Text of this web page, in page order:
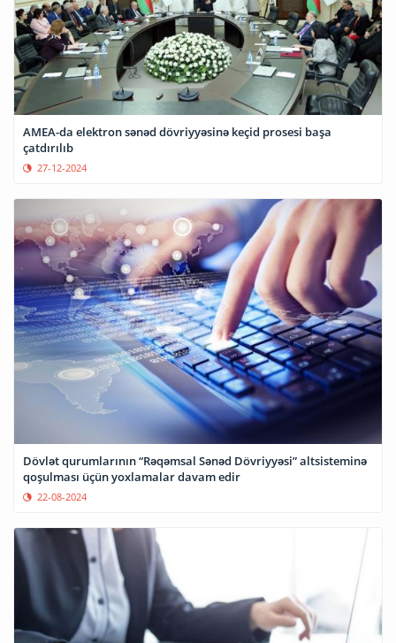
AMEA-da elektron sənəd dövriyyəsinə keçid prosesi başa
çatdırılıb
27-12-2024
Dövlət qurumlarının “Rəqəmsal Sənəd Dövriyyəsi” altsisteminə
qoşulması üçün yoxlamalar davam edir
22-08-2024